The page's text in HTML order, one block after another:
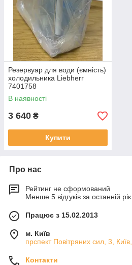
Резервуар для води (ємність)
холодильника Liebherr
7401758
В наявності
3 640 ₴
Купити
Про нас
Рейтинг не сформований
Менше 5 відгуків за останній рік
Працює з 15.02.2013
м. Київ
прспект Повітряних сил, 3,
Контакти